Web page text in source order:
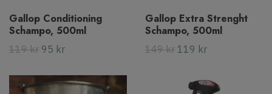
Gallop Conditioning
Schampo, 500ml
119 kr 95 kr
Gallop Extra Strenght
Schampo, 500ml
149 kr 119 kr